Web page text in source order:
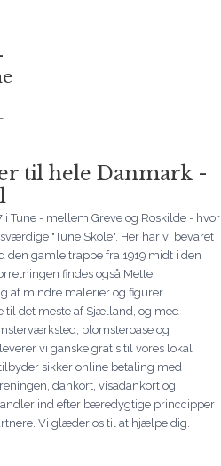
til hele Danmark -
i Tune - mellem Greve og Roskilde - hvor
"Tune Skole". Her har vi bevaret
gamle trappe fra 1919 midt i den
findes også Mette
af mindre malerier og figurer.
til det meste af Sjælland, og med
blomsteroase og
vi ganske gratis til vores lokal
sikker online betaling med
dankort, visadankort og
ind efter bæredygtige princcipper
Vi glæder os til at hjælpe dig.